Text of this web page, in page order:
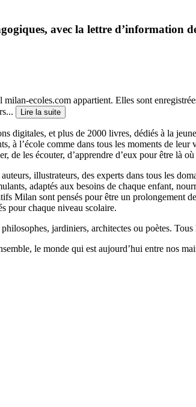
avec la lettre d’information
ecoles.com appartient. Elles sont
Lire la suite
digitales, et plus de 2000 livres, dédiés à la
à l’école comme dans tous les moments de
de les écouter, d’apprendre d’eux pour être là
illustrateurs, des experts dans tous les
adaptés aux besoins de chaque enfant,
Milan sont pensés pour être un prolongement
pour chaque niveau scolaire.
jardiniers, architectes ou poètes.
le monde qui est aujourd’hui entre nos